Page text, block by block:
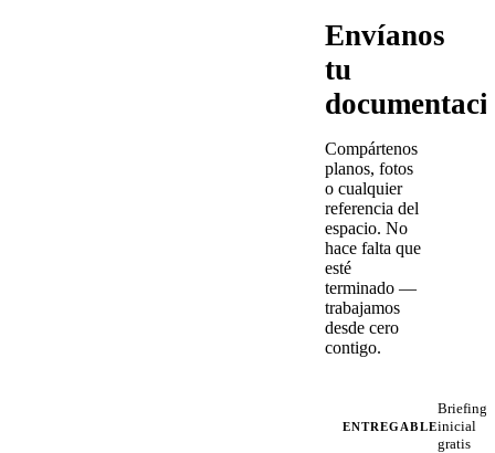
Envíanos
tu
Compártenos
planos, fotos
o cualquier
referencia del
espacio. No
hace falta que
esté
terminado —
trabajamos
desde cero
contigo.
ENTREGABLE
Briefing
inicial
gratis